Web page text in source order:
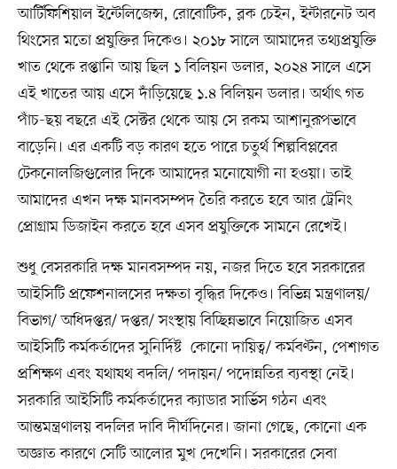
আর্টিফিশিয়াল ইন্টেলিজেন্স, রোবোটিক, ব্লক চেইন, ইন্টারনেট অব
থিংসের মতো প্রযুক্তির দিকেও। ২০১৮ সালে আমাদের তথ্যপ্রযুক্তি
খাত থেকে রপ্তানি আয় ছিল ১ বিলিয়ন ডলার, ২০২৪ সালে এসে
এই খাতের আয় এসে দাঁড়িয়েছে ১.৪ বিলিয়ন ডলার। অর্থাৎ গত
পাঁচ-ছয় বছরে এই সেক্টর থেকে আয় সে রকম আশানুরূপভাবে
বাড়েনি। এর একটি বড় কারণ হতে পারে চতুর্থ শিল্পবিপ্লবের
টেকনোলজিগুলোর দিকে আমাদের মনোযোগী না হওয়া। তাই
আমাদের এখন দক্ষ মানবসম্পদ তৈরি করতে হবে আর ট্রেনিং
প্রোগ্রাম ডিজাইন করতে হবে এসব প্রযুক্তিকে সামনে রেখেই।
শুধু বেসরকারি দক্ষ মানবসম্পদ নয়, নজর দিতে হবে সরকারের
আইসিটি প্রফেশনালসের দক্ষতা বৃদ্ধির দিকেও। বিভিন্ন মন্ত্রণালয়/
বিভাগ/ অধিদপ্তর/ দপ্তর/ সংস্থায় বিচ্ছিন্নভাবে নিয়োজিত এসব
আইসিটি কর্মকর্তাদের সুনির্দিষ্ট কোনো দায়িত্ব/ কর্মবণ্টন, পেশাগত
প্রশিক্ষণ এবং যথাযথ বদলি/ পদায়ন/ পদোন্নতির ব্যবস্থা নেই।
সরকারি আইসিটি কর্মকর্তাদের ক্যাডার সার্ভিস গঠন এবং
আন্তমন্ত্রণালয় বদলির দাবি দীর্ঘদিনের। জানা গেছে, কোনো এক
অজ্ঞাত কারণে সেটি আলোর মুখ দেখেনি। সরকারের সেবা